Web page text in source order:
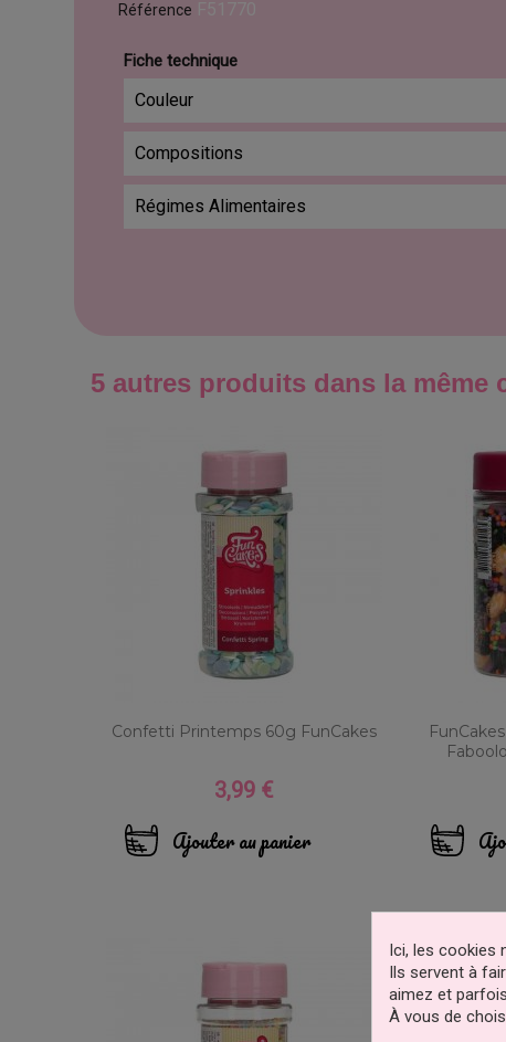
Référence
Fiche technique
Couleur
Compositions
Régimes Alimentaires
5 autres produits dans la même
Confetti Printemps 60g FunCakes
Prix
3,99 €
Ajouter au panier
Ici, les cookies
Ils servent à
aimez et
À vous de